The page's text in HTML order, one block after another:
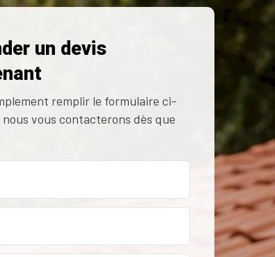
de toiture dans le
un devis
remplir le formulaire ci-
vous contacterons dès que